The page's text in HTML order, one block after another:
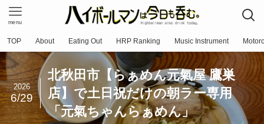
menu
TOP About Eating Out HRP Ranking Music Instrument
北秋田市【らぁめん元氣屋 鷹巣
店】で土日祝だけの朝ラー専用
「元氣ちゃんらぁめん」
2026
6/29